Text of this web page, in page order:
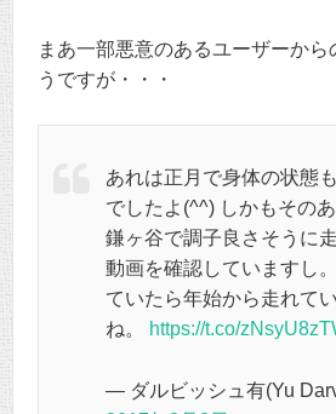
まあ一部悪意のあるユーザーから
うですが・・・
あれは正月で身体の状態
でしたよ(^^) しかもその
鎌ヶ谷で調子良さそうに
動画を確認していますし
ていたら年始から走れて
ね。
https://t.co/
— ダルビッシュ有(Yu